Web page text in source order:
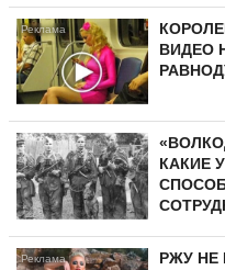
ВИДЕО
КАКИЕ
РЖУ НЕ